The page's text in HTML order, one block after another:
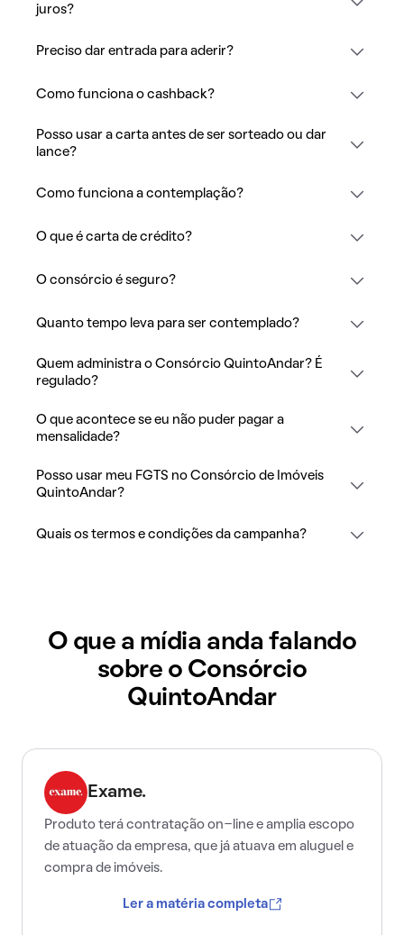
juros?
Preciso dar entrada para aderir?
Como funciona o cashback?
Posso usar a carta antes de ser sorteado ou dar
lance?
Como funciona a contemplação?
O que é carta de crédito?
O consórcio é seguro?
Quanto tempo leva para ser contemplado?
Quem administra o Consórcio QuintoAndar? É
regulado?
O que acontece se eu não puder pagar a
mensalidade?
Posso usar meu FGTS no Consórcio de Imóveis
QuintoAndar?
Quais os termos e condições da campanha?
O que a mídia anda falando
sobre o Consórcio
QuintoAndar
Exame.
Produto terá contratação on-line e amplia escopo
de atuação da empresa, que já atuava em aluguel e
compra de imóveis.
Ler a matéria completa